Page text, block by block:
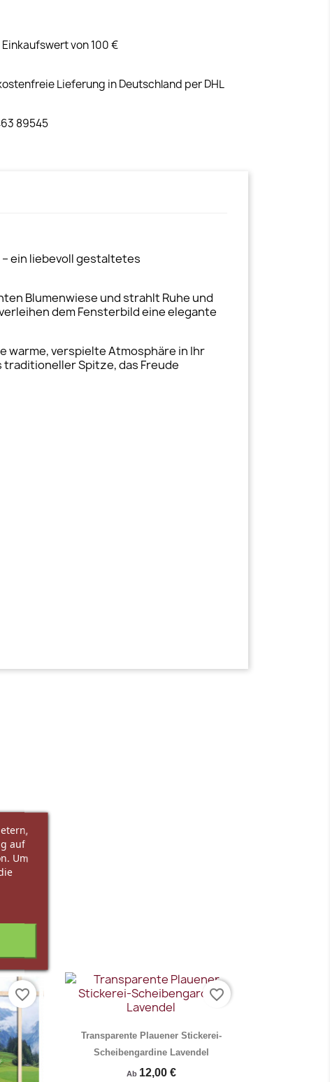
von 100 €
Lieferung in Deutschland per DHL
89545
ein liebevoll gestaltetes
Blumenwiese und strahlt Ruhe und
dem Fensterbild eine elegante
warme, verspielte Atmosphäre in Ihr
traditioneller Spitze, das Freude
favorite_border
Transparente Plauener Stickerei-
Scheibengardine Lavendel
Ab 12,00 €
favorite_border
auf
Um